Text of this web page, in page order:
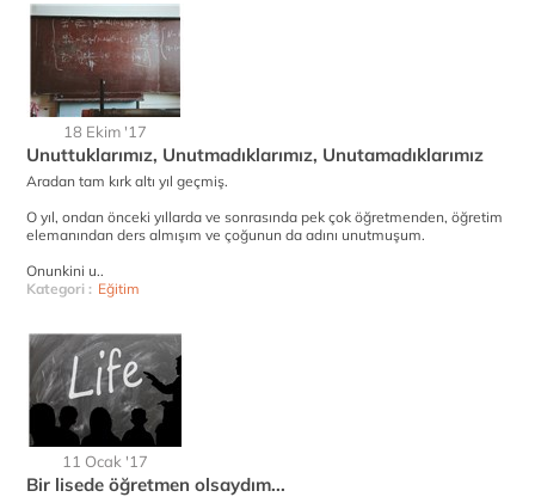
18 Ekim '17
Unuttuklarımız, Unutmadıklarımız, Unutamadıklarımız
Aradan tam kırk altı yıl geçmiş.
O yıl, ondan önceki yıllarda ve sonrasında pek çok öğretmenden, öğretim
elemanından ders almışım ve çoğunun da adını unutmuşum.
Onunkini u..
Kategori : Eğitim
11 Ocak '17
Bir lisede öğretmen olsaydım...